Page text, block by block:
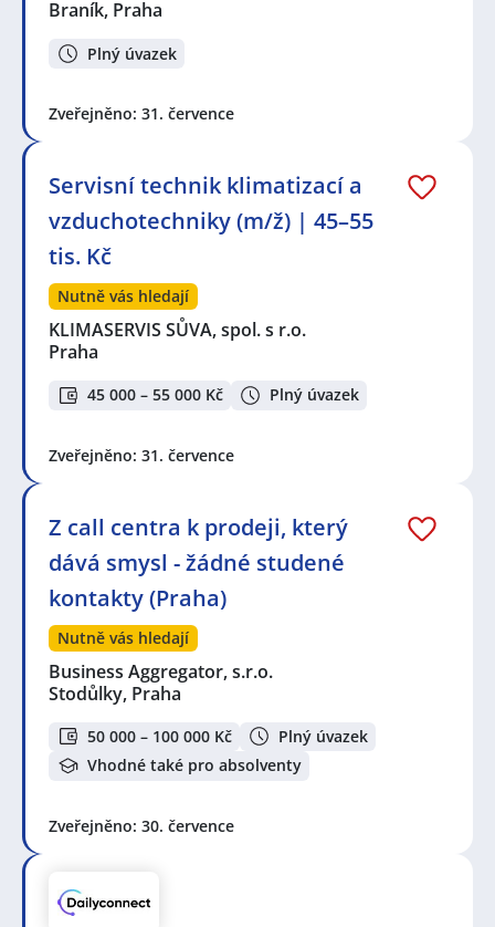
Braník, Praha
Plný úvazek
Zveřejněno: 31. července
Servisní technik klimatizací a
vzduchotechniky (m/ž) | 45–55
tis. Kč
Nutně vás hledají
KLIMASERVIS SŮVA, spol. s r.o.
Praha
45 000 – 55 000 Kč Plný úvazek
Zveřejněno: 31. července
Z call centra k prodeji, který
dává smysl - žádné studené
kontakty (Praha)
Nutně vás hledají
Business Aggregator, s.r.o.
Stodůlky, Praha
50 000 – 100 000 Kč
Plný úvazek
Vhodné také pro absolventy
Zveřejněno: 30. července